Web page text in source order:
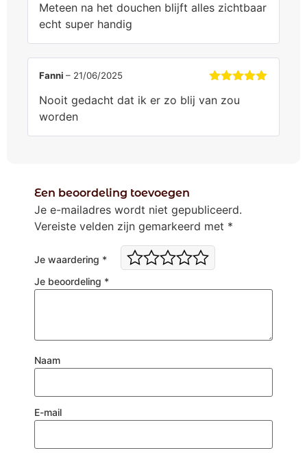
5uit 5
Meteen na het douchen blijft alles zichtbaar
echt super handig
5uit 5
Fanni – 21/06/2025
Nooit gedacht dat ik er zo blij van zou
worden
Een beoordeling toevoegen
Je e-mailadres wordt niet gepubliceerd.
Vereiste velden zijn gemarkeerd met *
Je waardering *
Je beoordeling *
Naam
E-mail